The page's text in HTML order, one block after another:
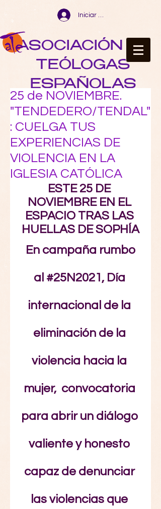
Iniciar sesión
ASOCIACIÓN DE
TEÓLOGAS
ESPAÑOLAS
25 de NOVIEMBRE.
"TENDEDERO/TENDAL"
: CUELGA TUS
EXPERIENCIAS DE
VIOLENCIA EN LA
IGLESIA CATÓLICA
ESTE 25 DE
NOVIEMBRE EN EL
ESPACIO TRAS LAS
HUELLAS DE SOPHÍA
al #25N2021 , Día
internacional de la
eliminación de la
violencia hacia la
mujer,  convocatoria
para abrir un diálogo
valiente y honesto
capaz de denunciar
las violencias que